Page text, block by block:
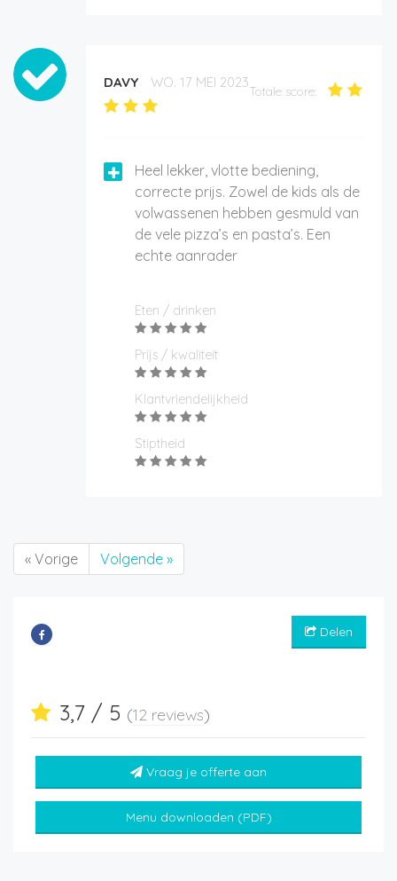
DAVY WO. 17 MEI 2023
Totale score:
Heel lekker, vlotte bediening,
correcte prijs. Zowel de kids als de
volwassenen hebben gesmuld van
de vele pizza’s en pasta’s. Een
echte aanrader
Eten / drinken
Prijs / kwaliteit
Klantvriendelijkheid
Stiptheid
« Vorige Volgende »
Delen
3,7 / 5 (12 reviews)
Vraag je offerte aan
Menu downloaden (PDF)